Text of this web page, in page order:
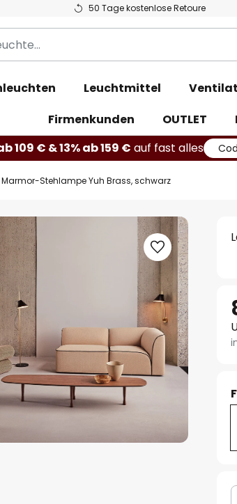
50 Tage kostenlose Retoure
Leuchtmittel
Firmenkunden
OUTLET
109 € & 13% ab 159 € auf fast alles
Marmor-Stehlampe Yuh Brass, schwarz